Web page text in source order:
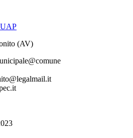
(AV)